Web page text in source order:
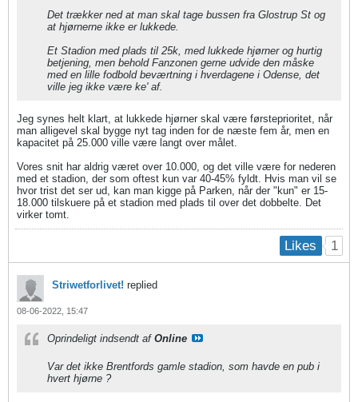
Det trækker ned at man skal tage bussen fra Glostrup St og
at hjørnerne ikke er lukkede.
​​​​​​Et Stadion med plads til 25k, med lukkede hjørner og hurtig
betjening, men behold Fanzonen gerne udvide den måske
med en lille fodbold beværtning i hverdagene i Odense, det
ville jeg ikke være ke' af.
Jeg synes helt klart, at lukkede hjørner skal være førsteprioritet, når
man alligevel skal bygge nyt tag inden for de næste fem år, men en
kapacitet på 25.000 ville være langt over målet.
Vores snit har aldrig været over 10.000, og det ville være for nederen
med et stadion, der som oftest kun var 40-45% fyldt. Hvis man vil se
hvor trist det ser ud, kan man kigge på Parken, når der "kun" er 15-
18.000 tilskuere på et stadion med plads til over det dobbelte. Det
virker tomt.
Likes 1
Striwetforlivet! replied
08-06-2022, 15:47
Oprindeligt indsendt af Online
Var det ikke Brentfords gamle stadion, som havde en pub i
hvert hjørne ?